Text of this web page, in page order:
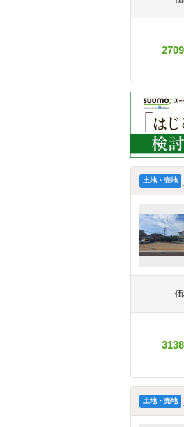
土地・売地
土地・売地